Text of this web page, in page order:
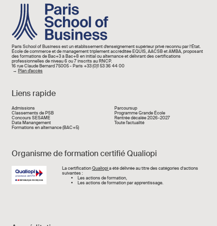
Image
Paris School of Business est un établissement d’enseignement supérieur privé reconnu par l’État.
École de commerce et de management triplement accréditée EQUIS, AACSB et AMBA, proposant
des formations de Bac+3 à Bac+8 en initial ou alternance et délivrant des certifications
professionnelles de niveau 6 ou 7 inscrits au RNCP.
16 rue Claude Bernard 75005 - Paris +33 (0)1 53 36 44 00
→ Plan d'accès
Liens rapide
Liens rapide
Admissions
Classements de PSB
Concours SESAME
Data Manangement
Formations en alternance (BAC+5)
Parcoursup
Programme Grande École
Rentrée décalée 2026-2027
Toute l'actualité
Organisme de formation certifié Qualiopi
Image La certificationQualiopia été délivrée au titre des catégories d’actions
suivantes :
Les actions de formation,
Les actions de formation par apprentissage.